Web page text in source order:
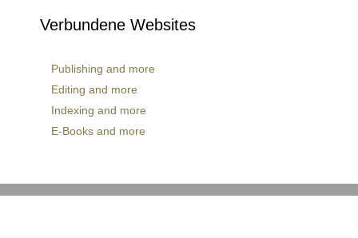
Verbundene Websites
Publishing and more
Editing and more
Indexing and more
E-Books and more